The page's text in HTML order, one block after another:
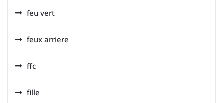
feu vert
feux arriere
ffc
fille